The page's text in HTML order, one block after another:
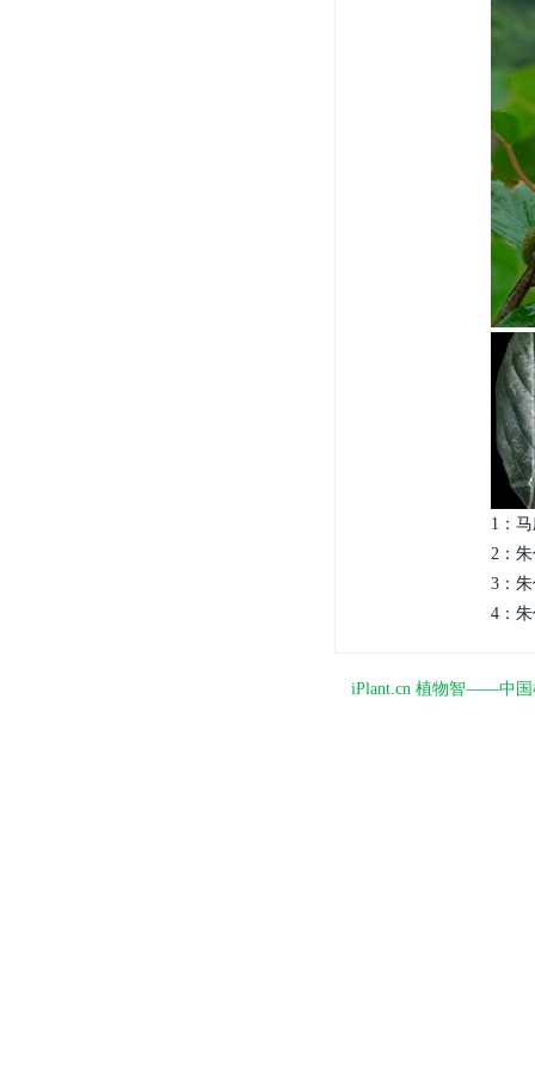
1：
2：
3：
4：
iPlant.cn 植物智——中国